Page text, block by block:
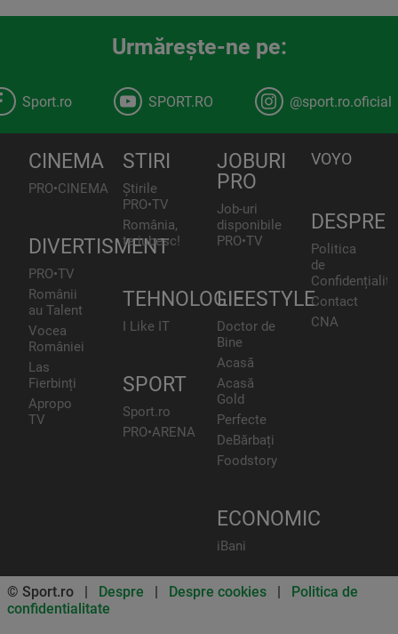
Urmăreşte-ne pe:
Sport.ro SPORT.RO @sport.ro.oficial
CINEMA
PRO•CINEMA
DIVERTISMENT
PRO•TV
Românii
au Talent
Vocea
României
Las
Fierbinți
Apropo
TV
STIRI
Știrile
PRO•TV
România,
te iubesc!
TEHNOLOGIE
I Like IT
SPORT
Sport.ro
PRO•ARENA
JOBURI
PRO
Job-uri
disponibile
PRO•TV
LIFESTYLE
Doctor de
Bine
Acasă
Acasă
Gold
Perfecte
DeBărbați
Foodstory
ECONOMIC
iBani
VOYO
DESPRE
Politica
de
Contact
CNA
© Sport.ro | Despre | Despre cookies | Politica de
confidentialitate